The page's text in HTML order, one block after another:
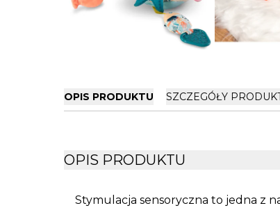
OPIS PRODUKTU SZCZEGÓŁY
OPIS PRODUKTU
Stymulacja sensoryczna to jedna z